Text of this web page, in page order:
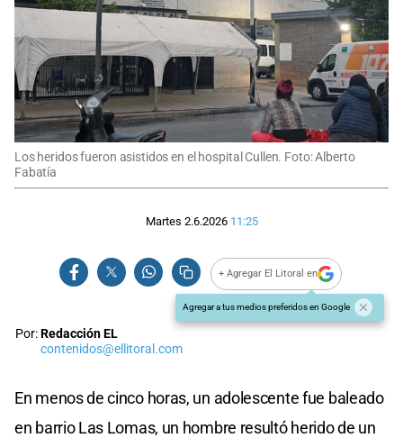
Los heridos fueron asistidos en el hospital Cullen. Foto: Alberto
Fabatía
Martes 2.6.2026 11:25
+ Agregar El Litoral en
Agregar a tus medios preferidos en Google
Por:Redacción EL
contenidos@ellitoral.com
En menos de cinco horas, un adolescente fue baleado
en barrio Las Lomas, un hombre resultó herido de un